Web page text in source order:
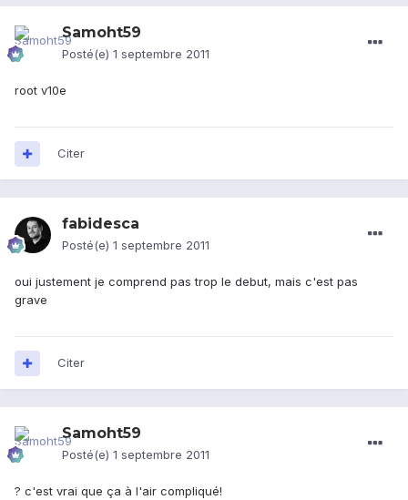
Samoht59
Posté(e) 1 septembre 2011
root v10e
Citer
fabidesca
Posté(e) 1 septembre 2011
oui justement je comprend pas trop le debut, mais c'est pas
grave
Citer
Samoht59
Posté(e) 1 septembre 2011
? c'est vrai que ça à l'air compliqué!